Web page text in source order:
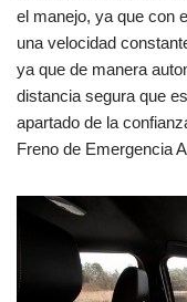
el manejo, ya que con
una velocidad
ya que de manera
distancia segura que
apartado de la
Freno de Emergencia